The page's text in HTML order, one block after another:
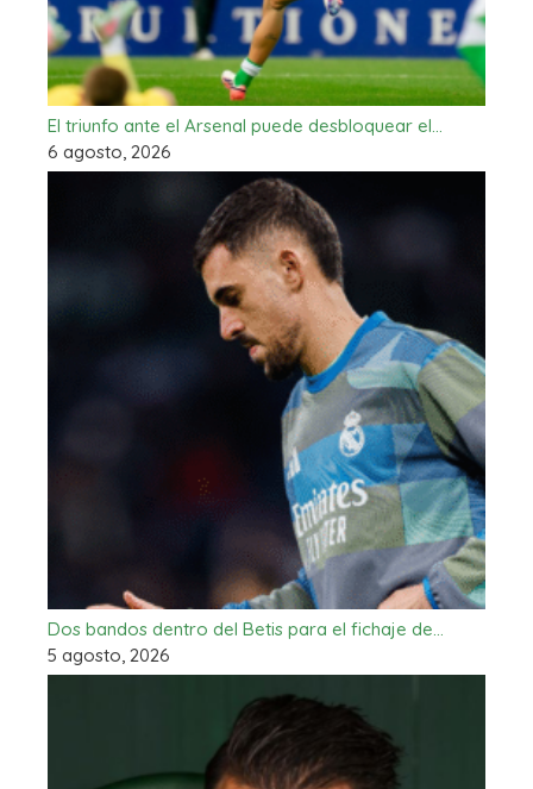
El triunfo ante el Arsenal puede desbloquear el…
6 agosto, 2026
Dos bandos dentro del Betis para el fichaje de…
5 agosto, 2026